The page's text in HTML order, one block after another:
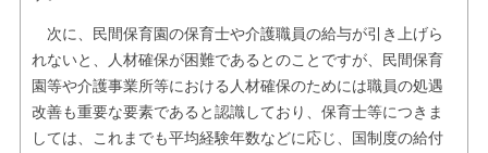
次に、民間保育園の保育士や介護職員の給与が引き上げら
れないと、人材確保が困難であるとのことですが、民間保育
園等や介護事業所等における人材確保のためには職員の処遇
改善も重要な要素であると認識しており、保育士等につきま
しては、これまでも平均経験年数などに応じ、国制度の給付